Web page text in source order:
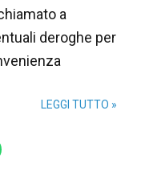
a
deroghe per
LEGGI TUTTO »